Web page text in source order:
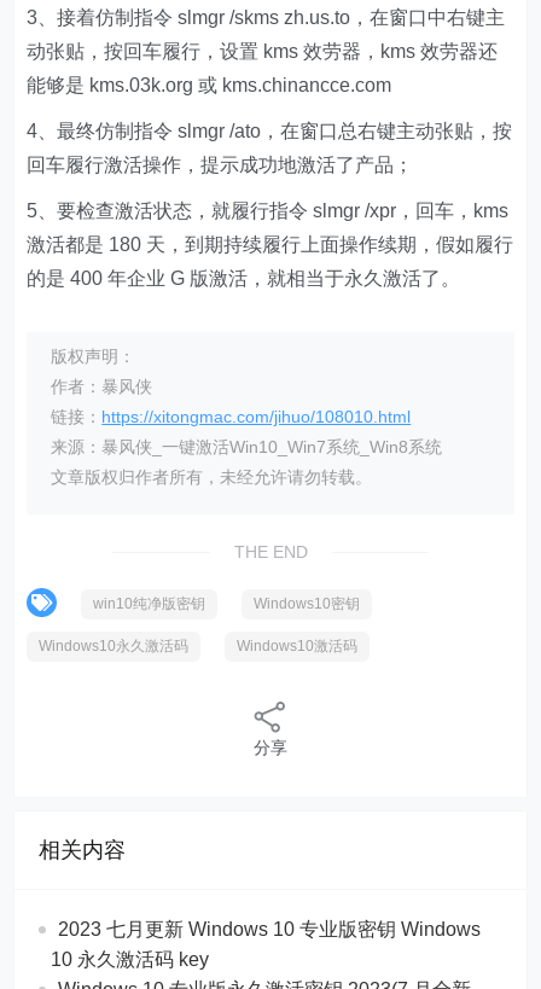
3、接着仿制指令 slmgr /skms zh.us.to，在窗口中右键主
动张贴，按回车履行，设置 kms 效劳器，kms 效劳器还
能够是 kms.03k.org 或 kms.chinancce.com
4、最终仿制指令 slmgr /ato，在窗口总右键主动张贴，按
回车履行激活操作，提示成功地激活了产品；
5、要检查激活状态，就履行指令 slmgr /xpr，回车，kms
激活都是 180 天，到期持续履行上面操作续期，假如履行
的是 400 年企业 G 版激活，就相当于永久激活了。
版权声明：
作者：暴风侠
链接： https://xitongmac.com/jihuo/108010.html
来源：暴风侠_一键激活Win10_Win7系统_Win8系统
文章版权归作者所有，未经允许请勿转载。
THE END
win10纯净版密钥 Windows10密钥
Windows10永久激活码 Windows10激活码
分享
相关内容
2023 七月更新 Windows 10 专业版密钥 Windows
10 永久激活码 key